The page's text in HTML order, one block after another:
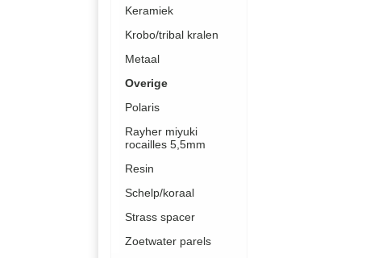
Keramiek
Krobo/tribal kralen
Metaal
Overige
Polaris
Rayher miyuki
rocailles 5,5mm
Resin
Schelp/koraal
Strass spacer
Zoetwater parels